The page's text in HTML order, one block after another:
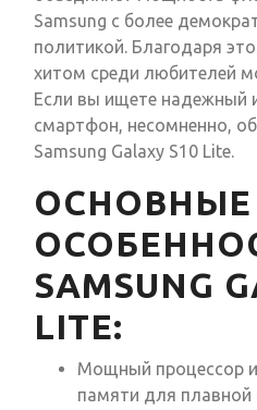
Samsung с более
политикой. Благодаря
хитом среди любителей
Если вы ищете надежный
смартфон, несомненно,
Samsung Galaxy S10 Lite.
ОСНОВНЫЕ
SAMSUNG
LITE:
Мощный процессор
памяти для